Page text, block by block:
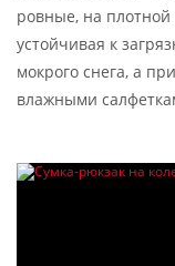
ровные, на плотной
устойчивая к
мокрого снега, а
влажными